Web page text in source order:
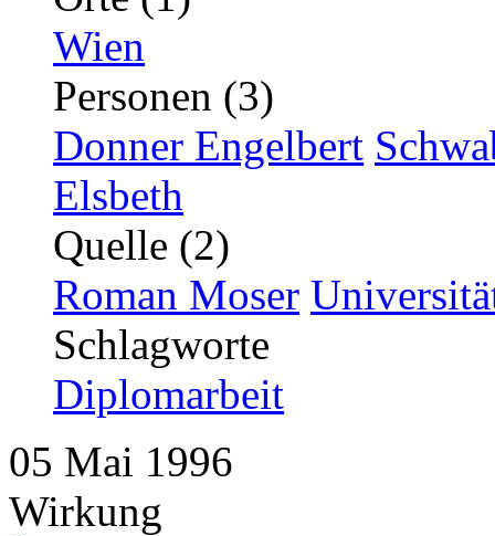
Wien
Personen (3)
Donner Engelbert
Elsbeth
Quelle (2)
Roman Moser
Schlagworte
Diplomarbeit
05 Mai 1996
Wirkung